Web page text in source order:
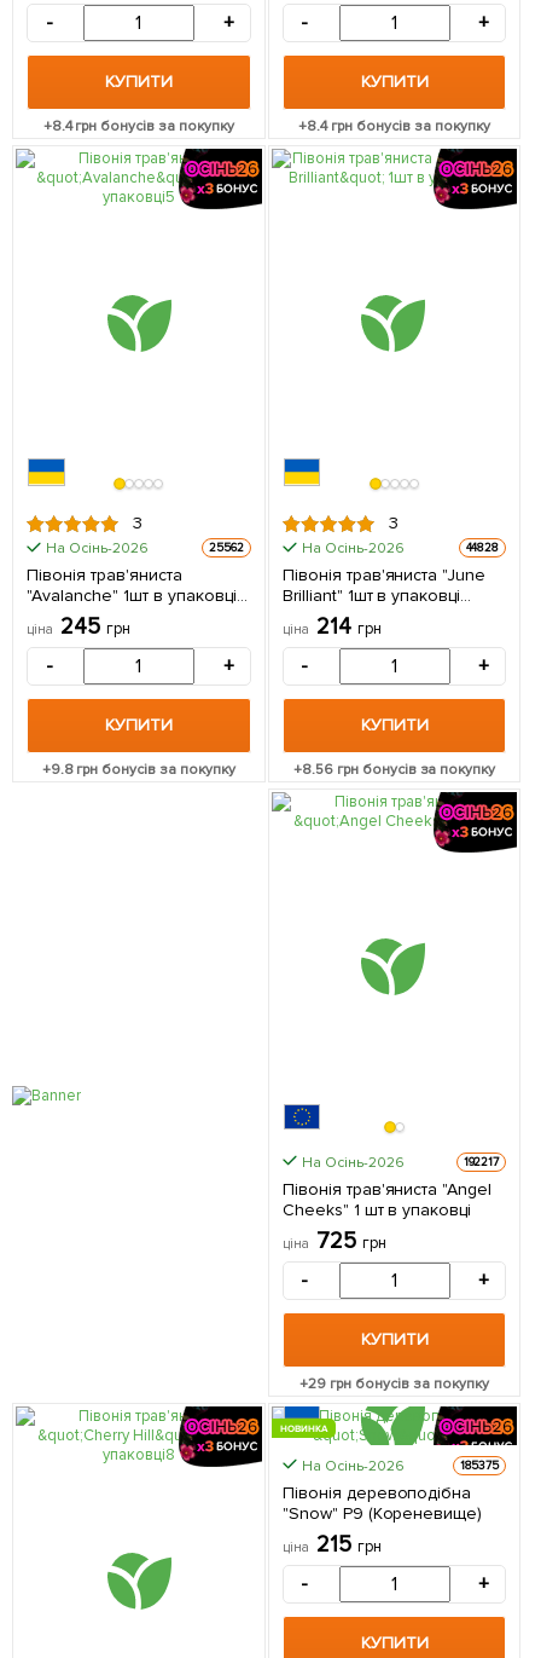
- +
КУПИТИ
+8.4грн бонусів за покупку
- +
КУПИТИ
+8.4грн бонусів за покупку
3
На Осінь-2026 25562
Півонія трав'яниста
"Avalanche" 1шт в упаковці
(Кореневище)
ціна 245 грн
- +
КУПИТИ
+9.8грн бонусів за покупку
3
На Осінь-2026 44828
Півонія трав'яниста "June
Brilliant" 1шт в упаковці
(Кореневище)
ціна 214 грн
- +
КУПИТИ
+8.56грн бонусів за покупку
На Осінь-2026 192217
Півонія трав'яниста "Angel
Cheeks" 1 шт в упаковці
ціна 725 грн
- +
КУПИТИ
+29 грн бонусів за покупку
НОВИНКА
На Осінь-2026 185375
Півонія деревоподібна
"Snow" Р9 (Кореневище)
ціна 215 грн
- +
КУПИТИ